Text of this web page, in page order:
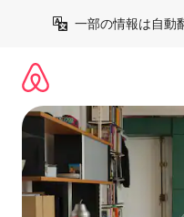
一部の情報は自動